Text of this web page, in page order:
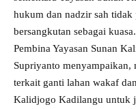
hukum dan nadzir sah
bersangkutan sebagai kuasa.
Pembina Yayasan Sunan
Supriyanto menyampaikan,
terkait ganti lahan wakaf
Kalidjogo Kadilangu untuk